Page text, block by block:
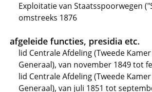
Exploitatie van Staatsspoorwegen
omstreeks 1876
afgeleide functies, presidia etc.
lid Centrale Afdeling (Tweede
Generaal), van november 1849 tot
lid Centrale Afdeling (Tweede
Generaal), van juli 1851 tot